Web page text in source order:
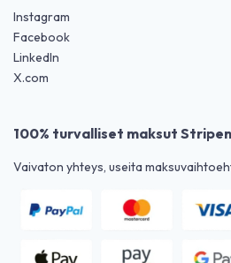
Instagram
Facebook
LinkedIn
X.com
100% turvalliset maksut
Vaivaton yhteys, useita